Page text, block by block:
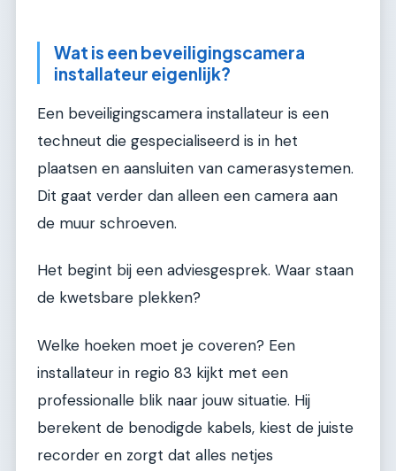
Wat is een beveiligingscamera
installateur eigenlijk?
Een beveiligingscamera installateur is een
techneut die gespecialiseerd is in het
plaatsen en aansluiten van camerasystemen.
Dit gaat verder dan alleen een camera aan
de muur schroeven.
Het begint bij een adviesgesprek. Waar staan
de kwetsbare plekken?
Welke hoeken moet je coveren? Een
installateur in regio 83 kijkt met een
professionalle blik naar jouw situatie. Hij
berekent de benodigde kabels, kiest de juiste
recorder en zorgt dat alles netjes